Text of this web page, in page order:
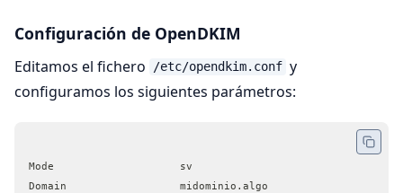
Configuración de OpenDKIM
Editamos el fichero /etc/opendkim.conf y
configuramos los siguientes parámetros:
Mode                    sv
Domain                  midominio.algo